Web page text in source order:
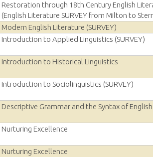
Restoration through 18th Century English
(English Literature SURVEY from Milton to
Modern English Literature (SURVEY)
Introduction to Applied Linguistics (SURVEY)
Introduction to Historical Linguistics
Introduction to Sociolinguistics (SURVEY)
Descriptive Grammar and the Syntax of English
Nurturing Excellence
Nurturing Excellence